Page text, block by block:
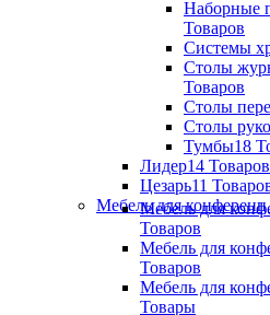
Наборные
Товаров
Системы
Столы
Товаров
Столы
Столы
Тумбы18
Лидер14 Товаров
Цезарь11
Мебель для конференц
Мебель для
Товаров
Мебель для
Товаров
Мебель для
Товары